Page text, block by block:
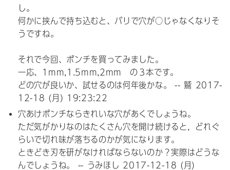
し。
何かに挟んで持ち込むと、バリで穴が○じゃなくなりそ
うですね。
それで今回、ポンチを買ってみました。
一応、1mm,1.5mm,2mm の３本です。
どの穴が良いか、試せるのは何年後かな。 -- 鷲 2017-
12-18 (月) 19:23:22
穴あけポンチならきれいな穴があくでしょうね。
ただ気がかりなのはたくさん穴を開け続けると，どれぐ
らいで切れ味が落ちるのかが気になります。
ときどき刃を研がなければならないのか？実際はどうな
んでしょうね。 -- うみほし 2017-12-18 (月)